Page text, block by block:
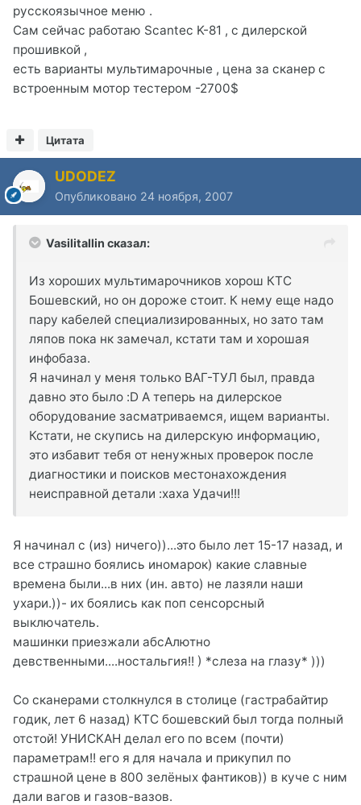
русскоязычное меню .
Сам сейчас работаю Scantec K-81 , с дилерской
прошивкой ,
есть варианты мультимарочные , цена за сканер с
встроенным мотор тестером -2700$
Цитата
UDODEZ
Опубликовано 24 ноября, 2007
Vasilitallin сказал:
Из хороших мультимарочников хорош КТС
Бошевский, но он дороже стоит. К нему еще надо
пару кабелей специализированных, но зато там
ляпов пока нк замечал, кстати там и хорошая
инфобаза.
Я начинал у меня только ВАГ-ТУЛ был, правда
давно это было :D А теперь на дилерское
оборудование засматриваемся, ищем варианты.
Кстати, не скупись на дилерскую информацию,
это избавит тебя от ненужных проверок после
диагностики и поисков местонахождения
неисправной детали :xaxa Удачи!!!
Я начинал с (из) ничего))...это было лет 15-17 назад, и
все страшно боялись иномарок) какие славные
времена были...в них (ин. авто) не лазяли наши
ухари.))- их боялись как поп сенсорсный
выключатель.
машинки приезжали абсАлютно
девственными....ностальгия!! ) *слеза на глазу* )))
Со сканерами столкнулся в столице (гастрабайтир
годик, лет 6 назад) КТС бошевский был тогда полный
отстой! УНИСКАН делал его по всем (почти)
параметрам!! его я для начала и прикупил по
страшной цене в 800 зелёных фантиков)) в куче с ним
дали вагов и газов-вазов.